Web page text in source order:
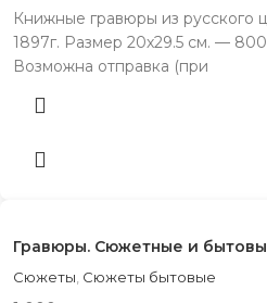
Книжные гравюры из русского
1897г. Размер 20х29.5 см. —
Возможна отправка (при
Гравюры. Сюжетные и
Сюжеты Сюжеты бытовые